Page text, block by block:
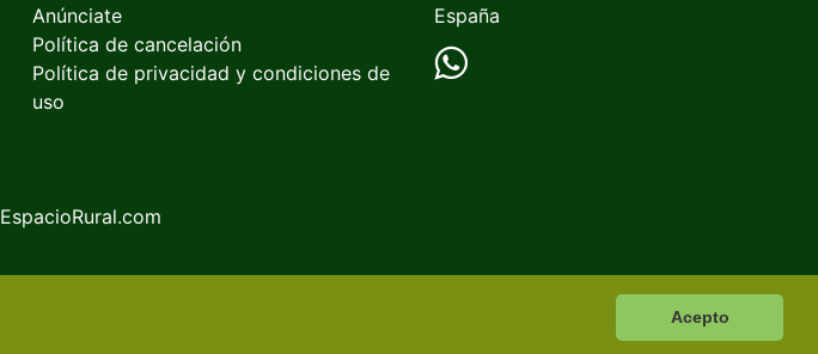
Acepto
Anúnciate
Política de cancelación
Política de privacidad y condiciones de
uso
España
EspacioRural.com